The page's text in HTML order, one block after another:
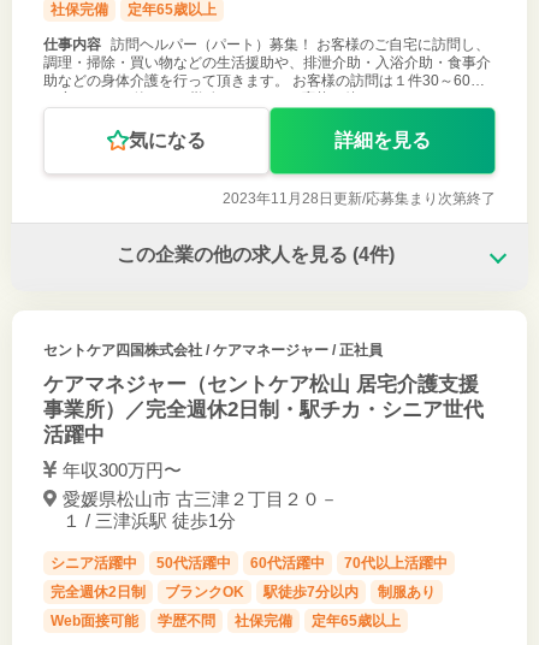
社保完備
定年65歳以上
仕事内容 訪問ヘルパー（パート）募集！ お客様のご自宅に訪問し、
調理・掃除・買い物などの生活援助や、排泄介助・入浴介助・食事介
助などの身体介護を行って頂きます。 お客様の訪問は１件30～60分
気になる 詳細を見る
2023年11月28日更新/応募集まり次第終了
この企業の他の求人を見る (4件)
セントケア四国株式会社/ ケアマネージャー / 正社員
ケアマネジャー（セントケア松山 居宅介護支援
事業所）／完全週休2日制・駅チカ・シニア世代
活躍中
年収300万円〜
愛媛県松山市 古三津２丁目２０－
１ / 三津浜駅 徒歩1分
シニア活躍中 50代活躍中 60代活躍中
70代以上活躍中
完全週休2日制
ブランクOK 駅徒歩7分以内
制服あり
Web面接可能
学歴不問 社保完備 定年65歳以上